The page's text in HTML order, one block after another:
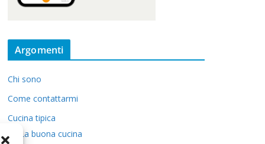
Argomenti
Chi sono
Come contattarmi
Cucina tipica
La buona cucina